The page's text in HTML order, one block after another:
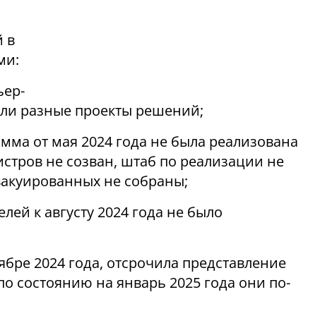
в
разные проекты решений;
от мая 2024 года не была реализована
не созван, штаб по реализации не
не собраны;
к августу 2024 года не было
2024 года, отсрочила представление
состоянию на январь 2025 года они по-